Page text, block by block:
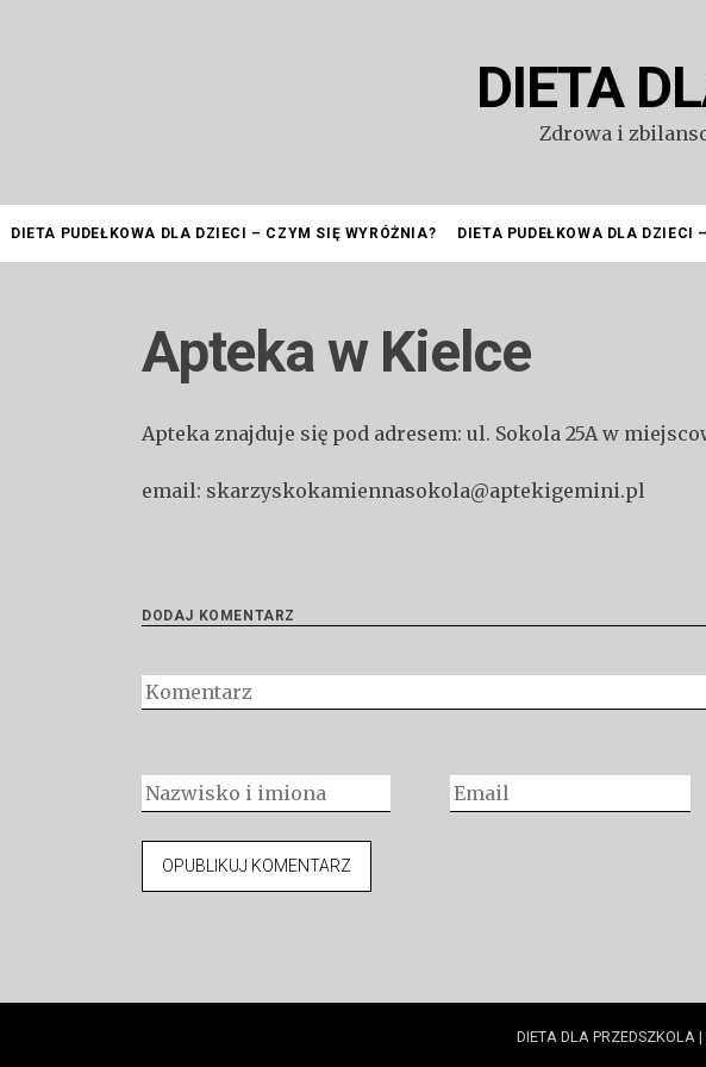
DIETA
Zdrowa i
DIETA PUDEŁKOWA DLA DZIECI – CZYM SIĘ WYRÓŻNIA? DIETA PUDEŁKOWA DLA DZIECI
Apteka w Kielce
Apteka znajduje się pod adresem: ul. Sokola 25A w
email: skarzyskokamiennasokola@aptekigemini.pl
DODAJ KOMENTARZ
DIETA DLA